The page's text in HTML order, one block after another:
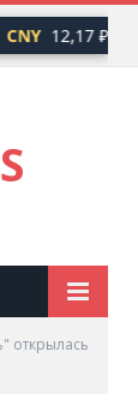
CNY 12,17 ₽
открылась